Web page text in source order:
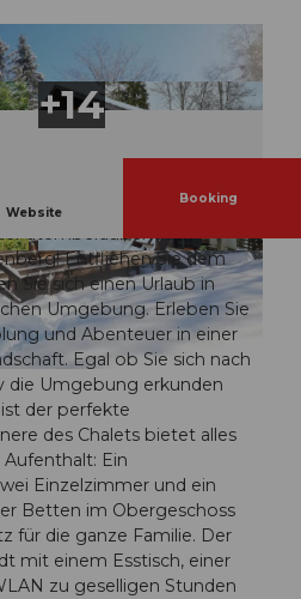
© swisshotel
Website
Booking
"Chalet Bem Brüggli" – Ihrem
atemberaubenden
Entfliehen Sie dem
Sie sich einen Urlaub in
Umgebung. Erleben Sie
und Abenteuer in einer
Egal ob Sie sich nach
die Umgebung erkunden
der perfekte
des Chalets bietet alles
Ein
Einzelzimmer und ein
Betten im Obergeschoss
für die ganze Familie. Der
mit einem Esstisch, einer
zu geselligen Stunden